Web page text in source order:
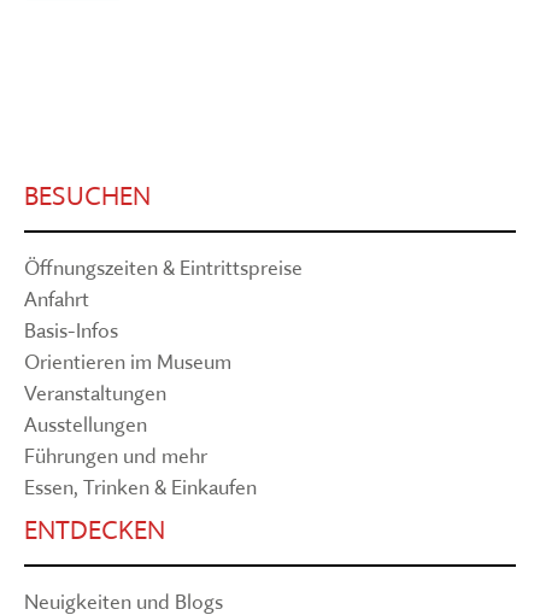
BESUCHEN
Öffnungszeiten & Eintrittspreise
Anfahrt
Basis-Infos
Orientieren im Museum
Veranstaltungen
Ausstellungen
Führungen und mehr
Essen, Trinken & Einkaufen
ENTDECKEN
Neuigkeiten und Blogs